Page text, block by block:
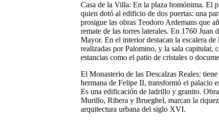
Casa de la Villa: En la plaza homónima. El
quien dotó al edificio de dos puertas: una
prosigue las obras Teodoro Ardemans que
remate de las torres laterales. En 1760
Mayor. En el interior destacan la escalera
realizadas por Palomino, y la sala capitular,
estancias como el patio de cristales o
El Monasterio de las Descalzas Reales:
hermana de Felipe II, transformó el palacio
Es una edificación de ladrillo y granito.
Murillo, Ribera y Brueghel, marcan la
arquitectura urbana del siglo XVI.